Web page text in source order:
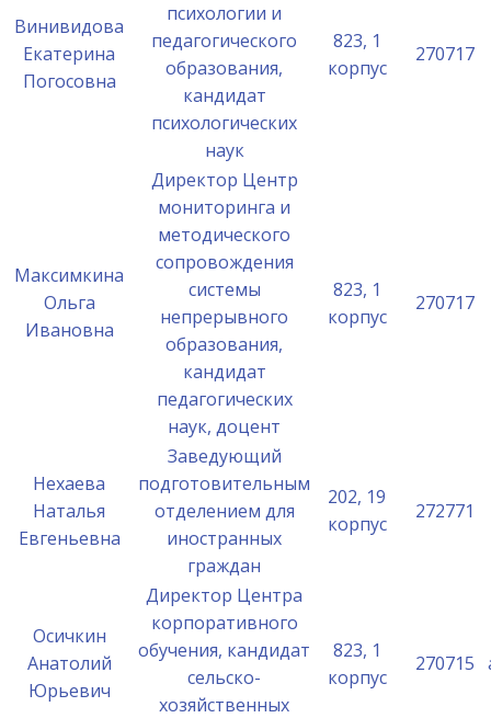
Винивидова
Екатерина
Погосовна
психологии и
педагогического
образования,
кандидат
психологических
наук
823, 1
корпус
270717
Максимкина
Ольга
Ивановна
Директор Центр
мониторинга и
методического
сопровождения
системы
непрерывного
образования,
кандидат
педагогических
наук, доцент
823, 1
корпус
270717
Нехаева
Наталья
Евгеньевна
Заведующий
подготовительным
отделением для
иностранных
граждан
202, 19
корпус
272771
Осичкин
Анатолий
Юрьевич
Директор Центра
корпоративного
обучения, кандидат
сельско-
хозяйственных
823, 1
корпус
270715